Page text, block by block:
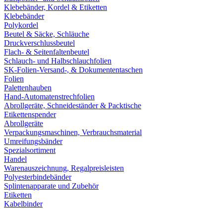
Klebebänder, Kordel & Etiketten
Klebebänder
Polykordel
Beutel & Säcke, Schläuche
Druckverschlussbeutel
Flach- & Seitenfaltenbeutel
Schlauch- und Halbschlauchfolien
SK-Folien-Versand-, & Dokumententaschen
Folien
Palettenhauben
Hand-Automatenstrechfolien
Abrollgeräte, Schneideständer & Packtische
Etikettenspender
Abrollgeräte
Verpackungsmaschinen, Verbrauchsmaterial
Umreifungsbänder
Spezialsortiment
Handel
Warenauszeichnung, Regalpreisleisten
Polyesterbindebänder
Splintenapparate und Zubehör
Etiketten
Kabelbinder